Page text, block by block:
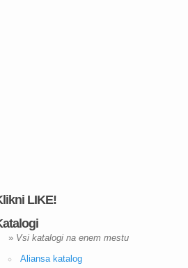
LIKE!
» Vsi katalogi na enem mestu
Aliansa katalog